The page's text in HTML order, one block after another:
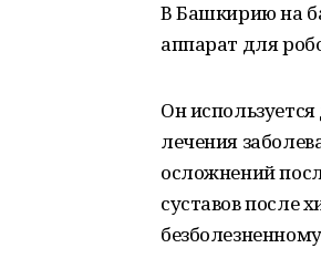
В Башкирию на
аппарат для
Он
лечения
осложнений
суставов после